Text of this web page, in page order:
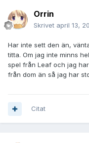
Orrin
Skrivet april 13,
Har inte sett den än,
titta. Om jag inte minns
spel från Leaf och jag
från dom än så jag har
Citat